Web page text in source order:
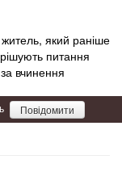
який раніше
питання
вчинення
Повідомити